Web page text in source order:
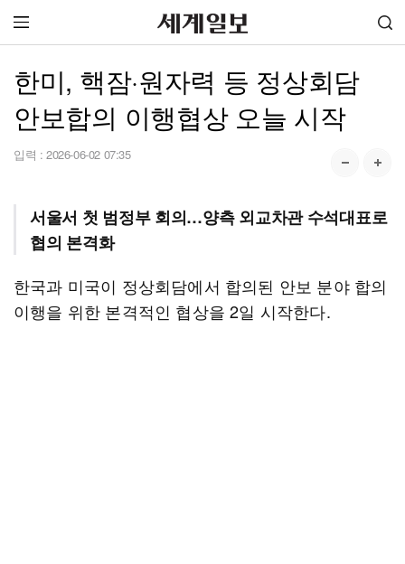
한미, 핵잠·원자력 등 정상회담
안보합의 이행협상 오늘 시작
입력 : 2026-06-02 07:35
서울서 첫 범정부 회의…양측 외교차관 수석대표로
협의 본격화
한국과 미국이 정상회담에서 합의된 안보 분야 합의
이행을 위한 본격적인 협상을 2일 시작한다.